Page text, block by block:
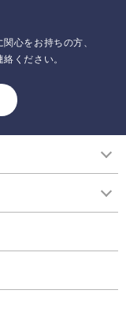
心をお持ちの方、
ください。